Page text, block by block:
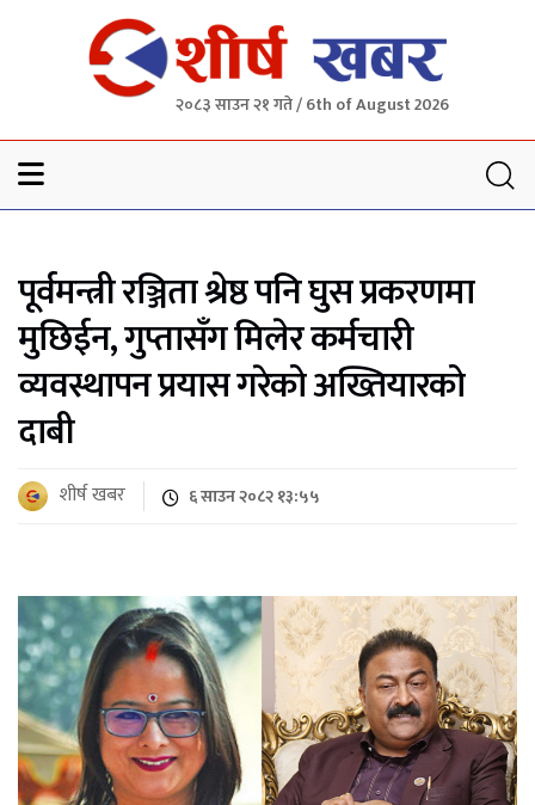
२०८३ साउन २१ गते / 6th of August 2026
पूर्वमन्त्री रञ्जिता श्रेष्ठ पनि घुस प्रकरणमा
मुछिईन, गुप्तासँग मिलेर कर्मचारी
व्यवस्थापन प्रयास गरेको अख्तियारको
दाबी
शीर्ष खबर ६ साउन २०८२ १३:५५